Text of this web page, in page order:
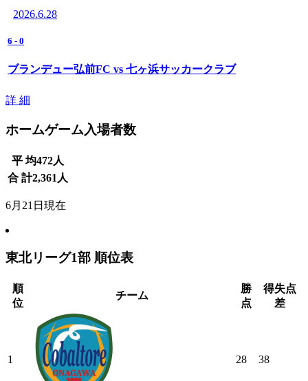
2026.6.28
6 - 0
ブランデュー弘前FC vs 七ヶ浜サッカークラブ
詳 細
ホームゲーム入場者数
平 均472人
合 計2,361 人
6月21日現在
東北リーグ1部 順位表
順
位
チーム
勝
点
得失点
差
1 28 38